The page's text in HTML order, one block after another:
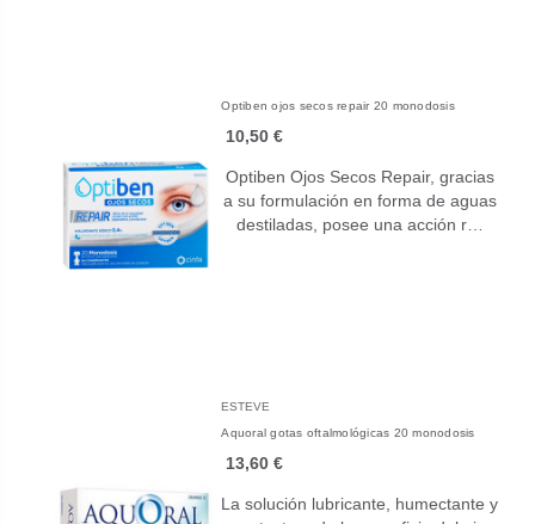
Optiben ojos secos repair 20 monodosis
10,50 €
Optiben Ojos Secos Repair, gracias
a su formulación en forma de aguas
destiladas, posee una acción r…
ESTEVE
Aquoral gotas oftalmológicas 20 monodosis
13,60 €
La solución lubricante, humectante y